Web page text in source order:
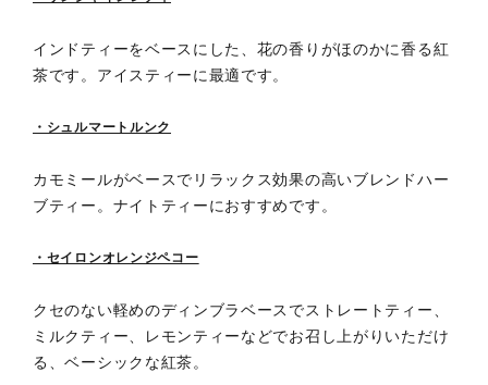
インドティーをベースにした、花の香りがほのかに香る紅
茶です。アイスティーに最適です。
・シュルマートルンク
カモミールがベースでリラックス効果の高いブレンドハー
ブティー。ナイトティーにおすすめです。
・セイロンオレンジペコー
クセのない軽めのディンブラベースでストレートティー、
ミルクティー、レモンティーなどでお召し上がりいただけ
る、ベーシックな紅茶。